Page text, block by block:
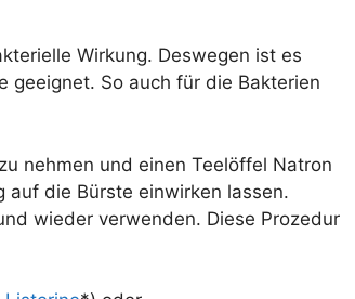
Wirkung. Deswegen ist es
geeignet. So auch für die Bakterien
nehmen und einen Teelöffel Natron
auf die Bürste einwirken lassen.
wieder verwenden. Diese Prozedur